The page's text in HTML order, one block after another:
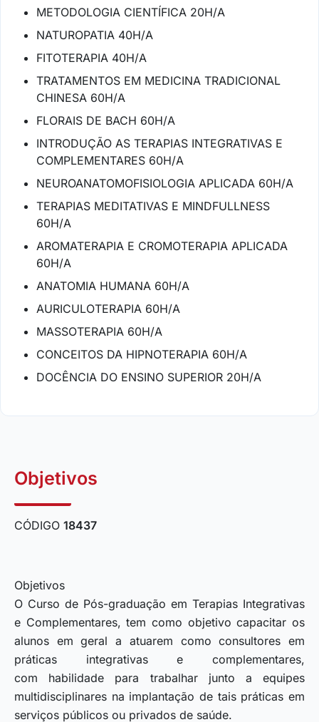
METODOLOGIA CIENTÍFICA 20H/A
NATUROPATIA 40H/A
FITOTERAPIA 40H/A
TRATAMENTOS EM MEDICINA TRADICIONAL
CHINESA 60H/A
FLORAIS DE BACH 60H/A
INTRODUÇÃO AS TERAPIAS INTEGRATIVAS E
COMPLEMENTARES 60H/A
NEUROANATOMOFISIOLOGIA APLICADA 60H/A
TERAPIAS MEDITATIVAS E MINDFULLNESS
60H/A
AROMATERAPIA E CROMOTERAPIA APLICADA
60H/A
ANATOMIA HUMANA 60H/A
AURICULOTERAPIA 60H/A
MASSOTERAPIA 60H/A
CONCEITOS DA HIPNOTERAPIA 60H/A
DOCÊNCIA DO ENSINO SUPERIOR 20H/A
Objetivos
CÓDIGO 18437
Objetivos
O Curso de Pós-graduação em Terapias Integrativas
e Complementares, tem como objetivo capacitar os
alunos em geral a atuarem como consultores em
práticas integrativas e complementares,
com habilidade para trabalhar junto a equipes
multidisciplinares na implantação de tais práticas em
serviços públicos ou privados de saúde.